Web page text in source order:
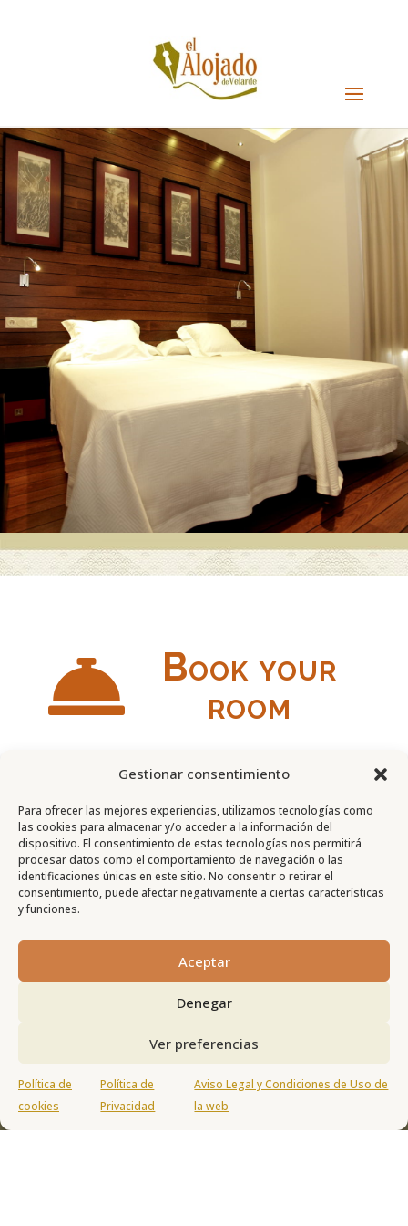
Gestionar consentimiento
Para ofrecer las mejores experiencias, utilizamos tecnologías como
las cookies para almacenar y/o acceder a la información del
dispositivo. El consentimiento de estas tecnologías nos permitirá
procesar datos como el comportamiento de navegación o las
identificaciones únicas en este sitio. No consentir o retirar el
consentimiento, puede afectar negativamente a ciertas características
y funciones.
Aceptar
Denegar
Ver preferencias
Política de
cookies
Política de
Privacidad
Aviso Legal y Condiciones de Uso de
la web

Book your
room
Search
Política
de
Privacidad
Política